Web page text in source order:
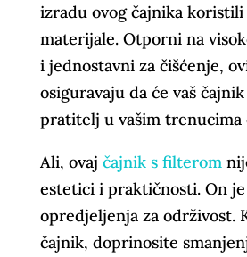
izradu ovog čajnika koristili
materijale. Otporni na
i jednostavni za čišćenje,
osiguravaju da će vaš
pratitelj u vašim trenucima
Ali, ovaj čajnik s filterom
estetici i praktičnosti. On
opredjeljenja za održivost.
čajnik, doprinosite